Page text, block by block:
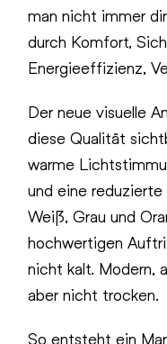
man nicht immer
durch Komfort,
Energieeffizienz,
Der neue visuelle
diese Qualität
warme
und eine reduzierte
Weiß, Grau und
hochwertigen
nicht kalt. Modern,
aber nicht trocken.
So entsteht ein